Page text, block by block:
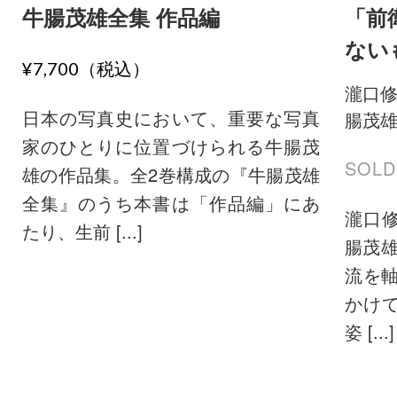
牛腸茂雄全集 作品編
¥7,700（税込）
日本の写真史において、重要な写真
家のひとりに位置づけられる牛腸茂
雄の作品集。全2巻構成の『牛腸茂雄
全集』のうち本書は「作品編」にあ
たり、生前 [...]
「
ない
瀧口
腸茂雄
瀧口
腸茂
流を
かけ
姿 [...]